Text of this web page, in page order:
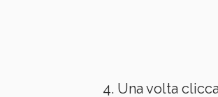
Una volta